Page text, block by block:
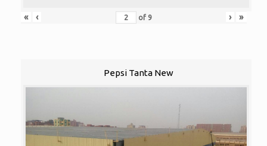
« ‹ of 9 › »
Pepsi Tanta New